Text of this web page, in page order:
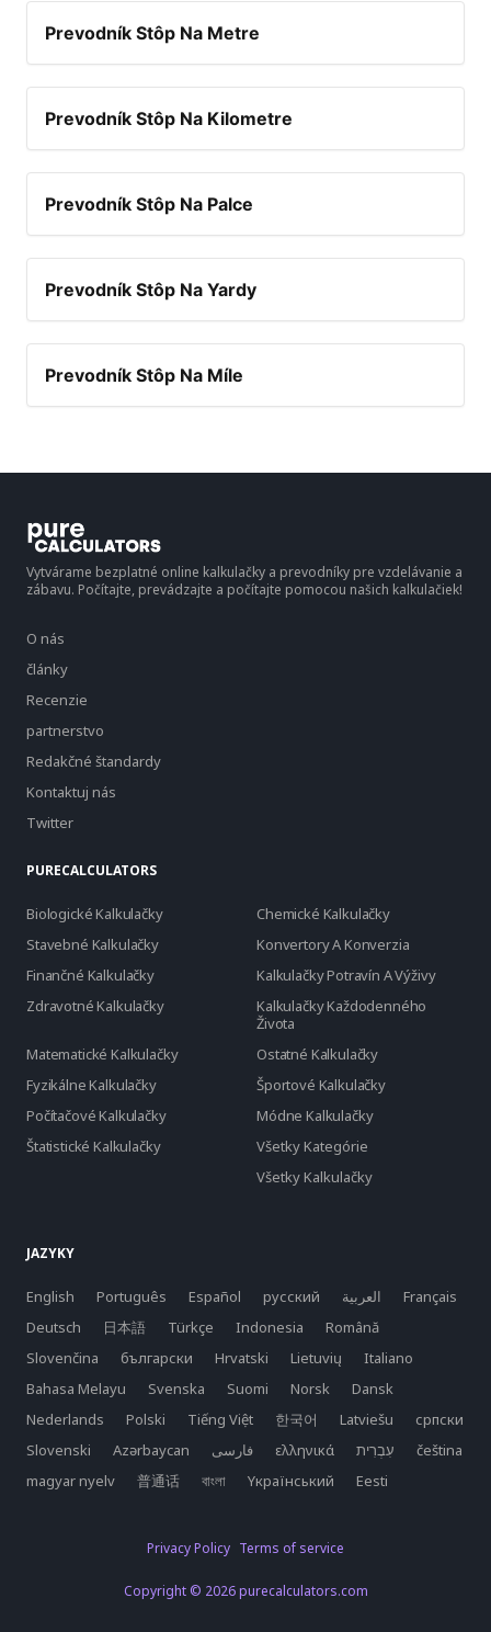
Prevodník Stôp Na Metre
Prevodník Stôp Na Kilometre
Prevodník Stôp Na Palce
Prevodník Stôp Na Yardy
Prevodník Stôp Na Míle
Vytvárame bezplatné online kalkulačky a prevodníky pre vzdelávanie a
zábavu. Počítajte, prevádzajte a počítajte pomocou našich kalkulačiek!
O nás
články
Recenzie
partnerstvo
Redakčné štandardy
Kontaktuj nás
Twitter
PURECALCULATORS
Biologické Kalkulačky
Chemické Kalkulačky
Stavebné Kalkulačky
Konvertory A Konverzia
Finančné Kalkulačky
Kalkulačky Potravín A Výživy
Zdravotné Kalkulačky
Kalkulačky Každodenného
Života
Matematické Kalkulačky
Ostatné Kalkulačky
Fyzikálne Kalkulačky
Športové Kalkulačky
Počítačové Kalkulačky
Módne Kalkulačky
Štatistické Kalkulačky
Všetky Kategórie
Všetky Kalkulačky
JAZYKY
English Português Español русский العربية
Français
Deutsch
日本語 Türkçe Indonesia
Română
Slovenčina
български Hrvatski Lietuvių
Italiano
Bahasa Melayu
Svenska Suomi Norsk
Dansk
Nederlands
Polski Tiếng Việt 한국어 Latviešu
српски
Slovenski
Azərbaycan فارسی ελληνικά
čeština
magyar nyelv
普通话 বাংলা Yкраїнський Eesti
Privacy Policy Terms of service
Copyright © 2026 purecalculators.com